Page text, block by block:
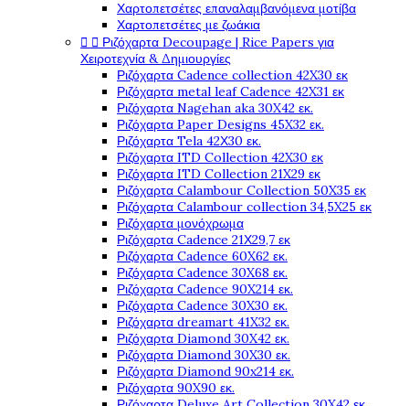
Χαρτοπετσέτες επαναλαμβανόμενα μοτίβα
Χαρτοπετσέτες με ζωάκια
  Ριζόχαρτα Decoupage | Rice Papers για
Χειροτεχνία & Δημιουργίες
Ριζόχαρτα Cadence collection 42X30 εκ
Ριζόχαρτα metal leaf Cadence 42X31 εκ
Ριζόχαρτα Nagehan aka 30X42 εκ.
Ριζόχαρτα Paper Designs 45X32 εκ.
Ριζόχαρτα Tela 42Χ30 εκ.
Ριζόχαρτα ITD Collection 42X30 εκ
Ριζόχαρτα ITD Collection 21X29 εκ
Ριζόχαρτα Calambour Collection 50X35 εκ
Ριζόχαρτα Calambour collection 34,5X25 εκ
Ριζόχαρτα μονόχρωμα
Ριζόχαρτα Cadence 21Χ29,7 εκ
Ριζόχαρτα Cadence 60X62 εκ.
Ριζόχαρτα Cadence 30X68 εκ.
Ριζόχαρτα Cadence 90X214 εκ.
Ριζόχαρτα Cadence 30X30 εκ.
Ριζόχαρτα dreamart 41X32 εκ.
Ριζόχαρτα Diamond 30X42 εκ.
Ριζόχαρτα Diamond 30X30 εκ.
Ριζόχαρτα Diamond 90x214 εκ.
Ριζόχαρτα 90X90 εκ.